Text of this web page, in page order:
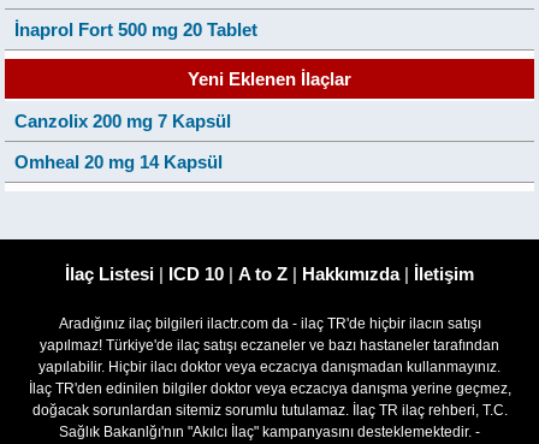
İnaprol Fort 500 mg 20 Tablet
Yeni Eklenen İlaçlar
Canzolix 200 mg 7 Kapsül
Omheal 20 mg 14 Kapsül
İlaç Listesi | ICD 10 | A to Z | Hakkımızda| İletişim
Aradığınız ilaç bilgileri ilactr.com da - ilaç TR'de hiçbir ilacın satışı
yapılmaz! Türkiye'de ilaç satışı eczaneler ve bazı hastaneler tarafından
yapılabilir. Hiçbir ilacı doktor veya eczacıya danışmadan kullanmayınız.
İlaç TR'den edinilen bilgiler doktor veya eczacıya danışma yerine geçmez,
doğacak sorunlardan sitemiz sorumlu tutulamaz. İlaç TR ilaç rehberi, T.C.
Sağlık Bakanlğı'nın "Akılcı İlaç" kampanyasını desteklemektedir. -